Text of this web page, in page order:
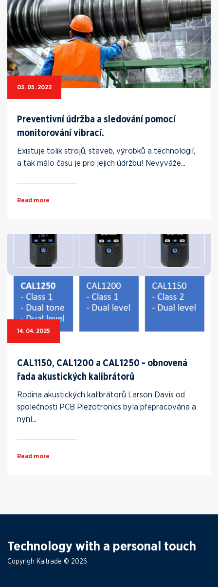
03. 05. 2022
Preventivní údržba a sledování pomocí
monitorování vibrací.
Existuje tolik strojů, staveb, výrobků a technologií,
a tak málo času je pro jejich údržbu! Nevyváže...
Read more
14. 04. 2025
CAL1150, CAL1200 a CAL1250 - obnovená
řada akustických kalibrátorů
Rodina akustických kalibrátorů Larson Davis od
společnosti PCB Piezotronics byla přepracována a
nyní...
Read more
Technology with a personal touch
Copyrigh Kaitrade © 2026